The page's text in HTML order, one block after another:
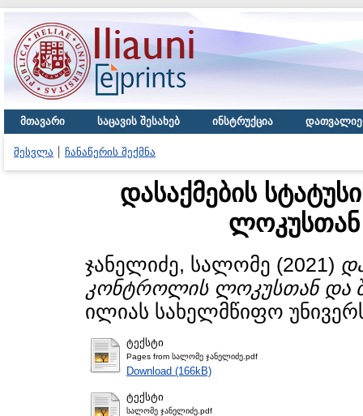
მთავარი საცავის შესახებ ინსტრუქცია
შესვლა ჩანაწერის შექმნა
დასაქმების
ჯანელიძე, სალომე (2021)
კონტროლის ლოკუსთან და
ილიას სახელმწიფო
ტექსტი
Pages from სალომე ჯანელიძე.pdf
Download (166kB)
ტექსტი
სალომე ჯანელიძე.pdf